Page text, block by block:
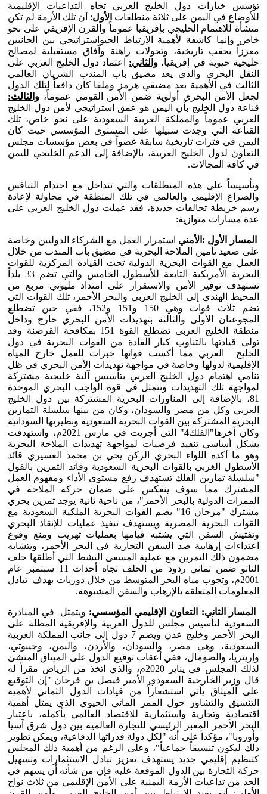
تؤسس خيارات دول الخليج العربي تجاه التداعيات الإقليمية
للأوضاع في اليمن على ثلاثة منطلقات الأول: أن تلك الأزمة لم تكن
منشأة للاهتمام الخليجي بإفريقيا عموماً والقرن الإفريقي على نحو
خاص وإنما كاشفة لأهمية الارتباط الجيواستراتيجي بين الجانبين
معززاً بحقب تاريخية، وتحولات راهنة وآفاق مستقبلية لمصالح
خليجية حيوية في إفريقيا، والثاني: اعتماد دول الخليج العربي على
النقل البحري والذي يعد مضيق باب المندب الشريان العالمي
الثالث في الأهمية بعد مضيقي هرمز وملقا كان دافعاً لتلك الدول
لجعل الأمن البحري أولوية ضمن الأمن القومي عموماً، والثالث:
قناعة دول الخليج بأن اليمن هو عمق استراتيجي لأمن دول الخليج
العربي عموماً والمملكة العربية السعودية على نحو خاص، تلك
القناعة التي وجدت سبيلها على المستوى المؤسسي حيث كان
اليمن في فترات تاريخية سابقة عضواً في بعض مؤسسات مجلس
التعاون لدول الخليج العربية، بالإضافة إلى الدعم الخليجي لليمن
في كافة المجالات.
وتأسيساً على هذه المنطلقات والتي تتداخل مع احتدام التنافس
والصراع الإقليمي والعالمي في تلك المنطقة في محاولة لإعادة
رسم خريطة تحالفات جديدة، فقد عملت دول الخليج العربي على
عدة مسارات متوازية:
المسار الأول :الأمني استمرار العمل مع الشركاء الدوليين وخاصة
على صعيد تأمين الملاحة البحرية في مضيق باب المندب من خلال
العمل مع القوات البحرية الدولية تحت القيادة المركزية للقوات
البحرية الأمريكية التابعة للأسطول الخامس والتي تضم 33 بلداً
تستهدف توفير الأمن والاستقرار على امتداد مليوني مربع من
المحيط الهندي إلى الخليج العربي والبحر الأحمر، تلك القوات التي
تضم ثلاث قوات وهي 150 و151 و152، ففي حين تضطلع
المجوعتان الأولى والثالثة بتهديدات الأمن البحري خارج وداخل
منطقة الخليج العربي تضطلع القوة 151 بمكافحة القرصنة وقد
تولى قيادتها بالتناوب كبار القادة من القوات البحرية في دول
الخليج العربي مما أكسب قواتها خبرات للعمل خارج المياه
الإقليمية لدولها وخاصة في مواجهة تهديدات الأمن البحري في ظل
تنامي اهتمام دول الخليج العربي بتأسيس آلية خليجية مشتركة
لمواجهة تلك التهديدات وتتمثل في قوة الواجب البحري الموحدة
81، بالإضافة إلى المناورات البحرية المشتركة بين دول الخليج
العربي وكل من مصر والسودان، وكان من بينها سلسلة التمارين
البحرية المشتركة بين القوات البحرية السعودية ونظيرتها السودانية
وكان آخرها"الفلك4" التي أجريت في مارس 2021م، واستهدفت
بشكل أساسي تنفيذ فرضيات لمواجهة تهديدات الملاحة البحرية
وهو ما أكده اللواء البحري الركن يحي بن محمد العسيري قائد
الأسطول الغربي بالقوات البحرية السعودية وقائد التمرين بالقول
"سلسلة تمارين الفلك تستهدف رفع مستوى الأداء ومفهوم العمل
المشترك مما سوف ينعكس على ضمان حركة الملاحة في
الممرات الدولية بالبحر الأحمر"، من ناحية ثانية يوجد تمرين بحري
مشترك "مرجان 16" يضم القوات البحرية الملكية السعودية مع
القوات البحرية المصرية ويستهدف تنفيذ عمليات للإنقاذ البحري
وتفتيش السفن التي يشتبه قيامها بعمليات تهريب ومنع وقوع
اعتداءات إرهابية ضد السفن التجارية في البحر الأحمر، ويتشابه
مضمون ذلك التمرين مع عملية المسعى النشط التي أطلقها حلف
الناتو ضمن ثماني ردود من الحلف تجاه أحداث 11 سبتمبر عام
2001م، وتجوب مياه البحر المتوسط من خلال دوريات بهدف تبادل
المعلومات المتعلقة بالإرهاب والسفن المشبوهة.
المسار الثاني: التعاون الإقليمي المؤسسي: ويتمثل في المبادرة
السعودية لتأسيس مجلس للدول العربية والإفريقية المطلة على
البحر الأحمر وخليج عدن ويضم 7 دول إلى جانب المملكة العربية
السعودية، وهي مصر، والسودان، والأردن، واليمن، وجيبوتي،
وإريتريا، والصومال، ففي أعقاب توقيع الدول على الميثاق المنشئ
لذلك المجلس في يناير 2020م، والذي اتخذ من الرياض مقراً له
قال وزير الخارجية السعودي الأمير فيصل بن فرحان "إن التوقيع
على الميثاق يأتي استشعاراً من قيادات الدول الثماني لأهمية
التنسيق والتشاور حول الممر المائي الحيوي الذي يمثل أهمية
اقتصادية وتجارية واستثمارية للاقتصاد العالمي بأكمله، باعتبار
البحر الأحمر المعبر الرئيسي للتجارة العالمية بين دول شرق آسيا
وأوروبا"، مؤكداً على أنه "لكل دولة قدراتها الدفاعية، ويمكن تطوير
ذلك ليكون تنسيقاً جماعياً"، وعلى الرغم من أهمية ذلك المجلس
كتنظيم إقليمي جديد يستهدف تعزيز تبادل الاستثمارات وتسهيل
حركة التجارة بين الدول الموقعة عليه فإن من شأنه أن يسهم في
الحد من تداعيات الأزمة اليمنية على الأمن الإقليمي من ثلاث نواح